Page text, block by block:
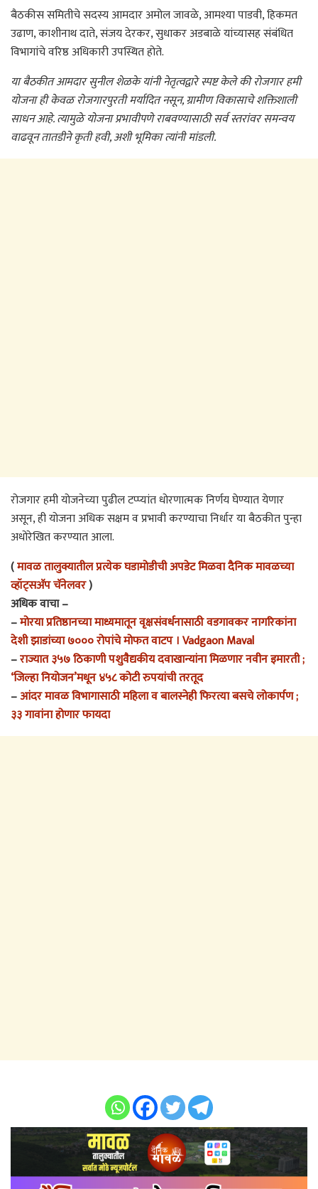
बैठकीस समितीचे सदस्य आमदार अमोल जावळे, आमश्या पाडवी, हिकमत
उढाण, काशीनाथ दाते, संजय देरकर, सुधाकर अडबाळे यांच्यासह संबंधित
विभागांचे वरिष्ठ अधिकारी उपस्थित होते.
या बैठकीत आमदार सुनील शेळके यांनी नेतृत्वद्वारे स्पष्ट केले की रोजगार हमी
योजना ही केवळ रोजगारपुरती मर्यादित नसून, ग्रामीण विकासाचे शक्तिशाली
साधन आहे. त्यामुळे योजना प्रभावीपणे राबवण्यासाठी सर्व स्तरांवर समन्वय
वाढवून तातडीने कृती हवी, अशी भूमिका त्यांनी मांडली.
रोजगार हमी योजनेच्या पुढील टप्प्यांत धोरणात्मक निर्णय घेण्यात येणार
असून, ही योजना अधिक सक्षम व प्रभावी करण्याचा निर्धार या बैठकीत पुन्हा
अधोरेखित करण्यात आला.
(मावळ तालुक्यातील प्रत्येक घडामोडीची अपडेट मिळवा दैनिक मावळच्या
व्हॉट्सअ‍ॅप चॅनेलवर)
अधिक वाचा –
–मोरया प्रतिष्ठानच्या माध्यमातून वृक्षसंवर्धनासाठी वडगावकर नागरिकांना
देशी झाडांच्या ७००० रोपांचे मोफत वाटप । Vadgaon Maval
–राज्यात ३५७ ठिकाणी पशुवैद्यकीय दवाखान्यांना मिळणार नवीन इमारती ;
‘जिल्हा नियोजन’मधून ४५८ कोटी रुपयांची तरतूद
–आंदर मावळ विभागासाठी महिला व बालस्नेही फिरत्या बसचे लोकार्पण ;
३३ गावांना होणार फायदा